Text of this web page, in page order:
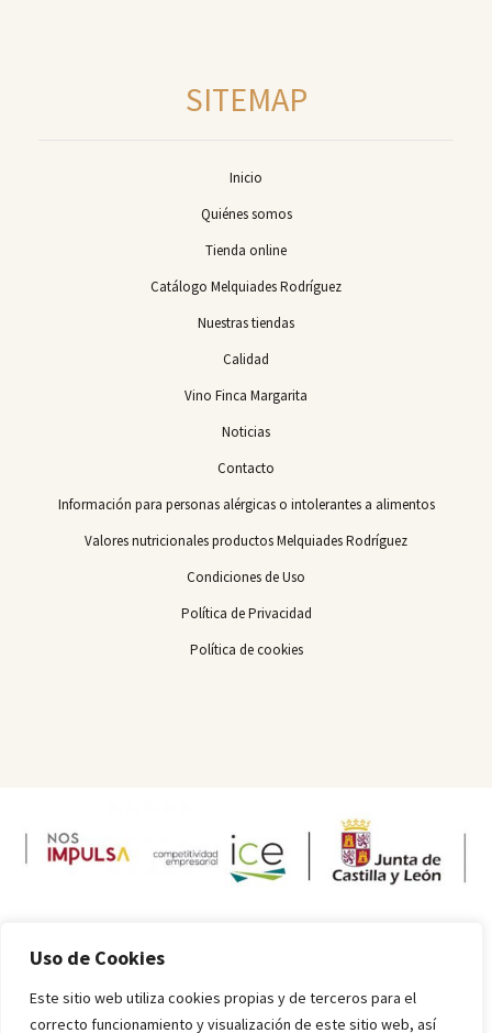
Uso de Cookies
Este sitio web utiliza cookies propias y de terceros para el
correcto funcionamiento y visualización de este sitio web, así
SITEMAP
Inicio
Quiénes somos
Tienda online
Catálogo Melquiades Rodríguez
Nuestras tiendas
Calidad
Vino Finca Margarita
Noticias
Contacto
Información para personas alérgicas o intolerantes a alimentos
Valores nutricionales productos Melquiades Rodríguez
Condiciones de Uso
Política de Privacidad
Política de cookies